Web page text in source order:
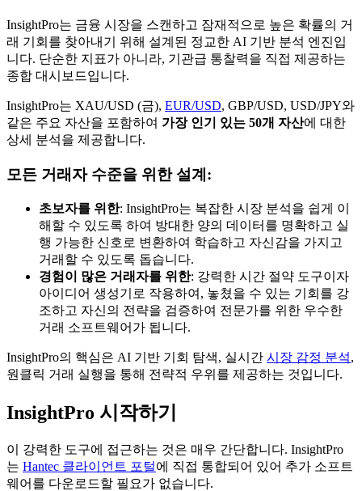
InsightPro는 금융 시장을 스캔하고 잠재적으로 높은 확률의 거
래 기회를 찾아내기 위해 설계된 정교한 AI 기반 분석 엔진입
니다. 단순한 지표가 아니라, 기관급 통찰력을 직접 제공하는
종합 대시보드입니다.
InsightPro는 XAU/USD (금), EUR/USD, GBP/USD, USD/JPY와
같은 주요 자산을 포함하여 가장 인기 있는 50개 자산에 대한
상세 분석을 제공합니다.
모든 거래자 수준을 위한 설계:
초보자를 위한: InsightPro는 복잡한 시장 분석을 쉽게 이
해할 수 있도록 하여 방대한 양의 데이터를 명확하고 실
행 가능한 신호로 변환하여 학습하고 자신감을 가지고
거래할 수 있도록 돕습니다.
경험이 많은 거래자를 위한: 강력한 시간 절약 도구이자
아이디어 생성기로 작용하여, 놓쳤을 수 있는 기회를 강
조하고 자신의 전략을 검증하여 전문가를 위한 우수한
거래 소프트웨어가 됩니다.
InsightPro의 핵심은 AI 기반 기회 탐색, 실시간 시장 감정 분석,
원클릭 거래 실행을 통해 전략적 우위를 제공하는 것입니다.
InsightPro 시작하기
이 강력한 도구에 접근하는 것은 매우 간단합니다. InsightPro
는 Hantec 클라이언트 포털에 직접 통합되어 있어 추가 소프트
웨어를 다운로드할 필요가 없습니다.